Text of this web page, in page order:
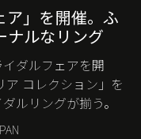
ア」を開催。ふ
ナルなリング
ダルフェアを開
コレクション」を
ルリングが揃う。